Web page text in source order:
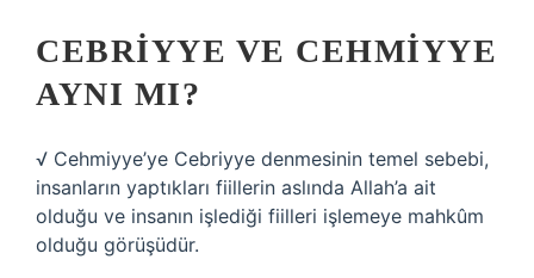
CEBRIYYE VE CEHMIYYE
AYNI MI?
√ Cehmiyye’ye Cebriyye denmesinin temel sebebi,
insanların yaptıkları fiillerin aslında Allah’a ait
olduğu ve insanın işlediği fiilleri işlemeye mahkûm
olduğu görüşüdür.